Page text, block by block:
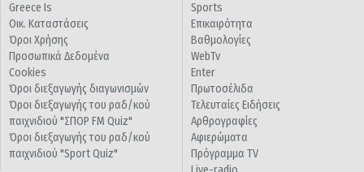
Greece Is
Οικ. Καταστάσεις
Όροι Χρήσης
Προσωπικά Δεδομένα
Cookies
Όροι διεξαγωγής διαγωνισμών
Όροι διεξαγωγής του ραδ/κού
παιχνιδιού "ΣΠΟΡ FM Quiz"
Όροι διεξαγωγής του ραδ/κού
παιχνιδιού "Sport Quiz"
Sports
Επικαιρότητα
Βαθμολογίες
WebTv
Enter
Πρωτοσέλιδα
Τελευταίες Ειδήσεις
Αρθρογραφίες
Αφιερώματα
Πρόγραμμα TV